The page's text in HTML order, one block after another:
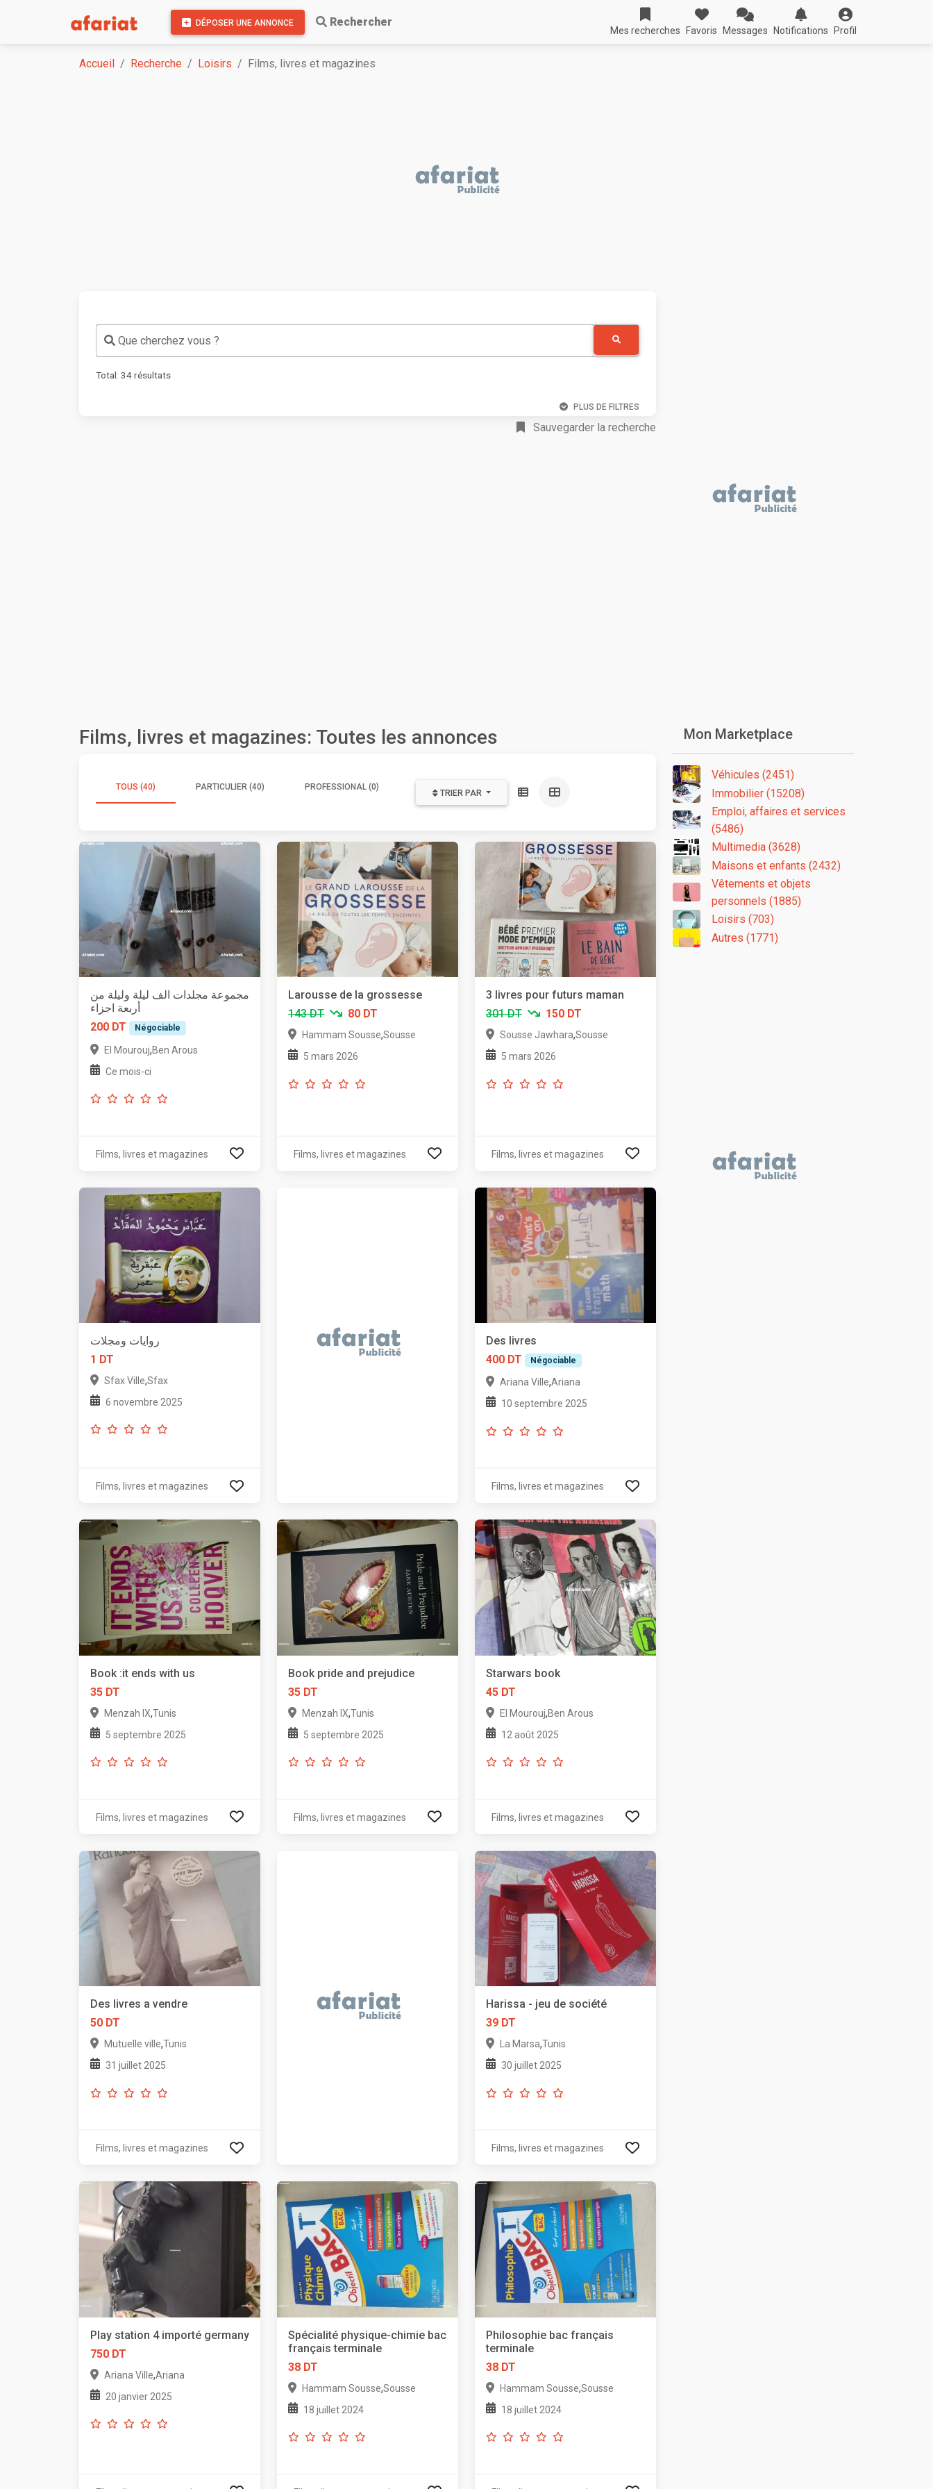
DÉPOSER UNE ANNONCE Rechercher
Mes recherches Favoris Messages Notifications Profil
Accueil Recherche Loisirs Films, livres et magazines
Que cherchez vous ?
Total: 34résultats
PLUS DE FILTRES
Sauvegarder la recherche
Films, livres et magazines: Toutes les annonces
TOUS (40) PARTICULIER (40) PROFESSIONAL (0)
TRIER PAR
مجموعة مجلدات الف ليلة وليلة من
أربعة اجزاء
200 DT
Négociable
El Mourouj,Ben Arous
Ce mois-ci
Films, livres et magazines
Larousse de la grossesse
143 DT
80 DT
Hammam Sousse,Sousse
5 mars 2026
Films, livres et magazines
3 livres pour futurs maman
301 DT
150 DT
Sousse Jawhara,Sousse
5 mars 2026
Films, livres et magazines
روايات ومجلات
1 DT
Sfax Ville,Sfax
6 novembre 2025
Films, livres et magazines
Des livres
400 DT
Négociable
Ariana Ville,Ariana
10 septembre 2025
Films, livres et magazines
Book :it ends with us
35 DT
Menzah IX,Tunis
5 septembre 2025
Films, livres et magazines
Book pride and prejudice
35 DT
Menzah IX,Tunis
5 septembre 2025
Films, livres et magazines
Starwars book
45 DT
El Mourouj,Ben Arous
12 août 2025
Films, livres et magazines
Des livres a vendre
50 DT
Mutuelle ville,Tunis
31 juillet 2025
Films, livres et magazines
Harissa - jeu de société
39 DT
La Marsa,Tunis
30 juillet 2025
Films, livres et magazines
Play station 4 importé germany
750 DT
Ariana Ville,Ariana
20 janvier 2025
Spécialité physique-chimie bac
français terminale
38 DT
Hammam Sousse,Sousse
18 juillet 2024
Philosophie bac français
terminale
38 DT
Hammam Sousse,Sousse
18 juillet 2024
Mon Marketplace
Véhicules (2451)
Immobilier (15208)
Emploi, affaires et services
(5486)
Multimedia (3628)
Maisons et enfants (2432)
Vêtements et objets
personnels (1885)
Loisirs (703)
Autres (1771)